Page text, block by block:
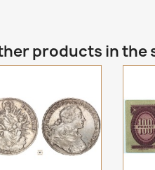
products in the